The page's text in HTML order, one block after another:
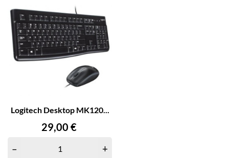
Logitech Desktop MK120...
Precio
29,00 €
– +